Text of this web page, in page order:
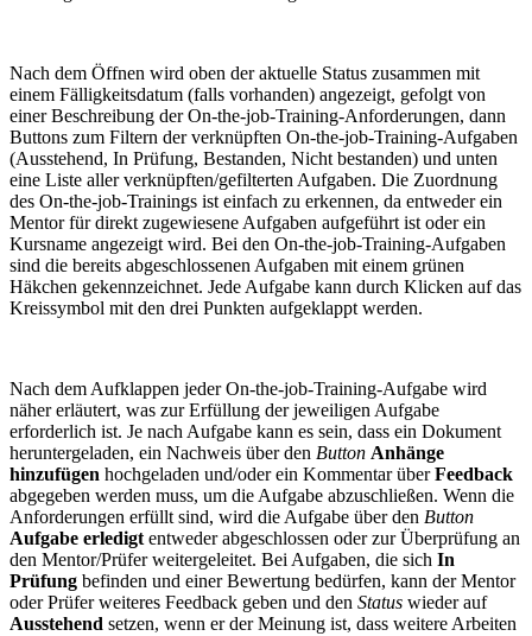
Nach dem Öffnen wird oben der aktuelle Status zusammen mit
einem Fälligkeitsdatum (falls vorhanden) angezeigt, gefolgt von
einer Beschreibung der On-the-job-Training-Anforderungen, dann
Buttons zum Filtern der verknüpften On-the-job-Training-Aufgaben
(Ausstehend, In Prüfung, Bestanden, Nicht bestanden) und unten
eine Liste aller verknüpften/gefilterten Aufgaben. Die Zuordnung
des On-the-job-Trainings ist einfach zu erkennen, da entweder ein
Mentor für direkt zugewiesene Aufgaben aufgeführt ist oder ein
Kursname angezeigt wird. Bei den On-the-job-Training-Aufgaben
sind die bereits abgeschlossenen Aufgaben mit einem grünen
Häkchen gekennzeichnet. Jede Aufgabe kann durch Klicken auf das
Kreissymbol mit den drei Punkten aufgeklappt werden.
Nach dem Aufklappen jeder On-the-job-Training-Aufgabe wird
näher erläutert, was zur Erfüllung der jeweiligen Aufgabe
erforderlich ist. Je nach Aufgabe kann es sein, dass ein Dokument
heruntergeladen, ein Nachweis über den Button Anhänge
hinzufügen hochgeladen und/oder ein Kommentar überFeedback
abgegeben werden muss, um die Aufgabe abzuschließen. Wenn die
Anforderungen erfüllt sind, wird die Aufgabe über den Button
Aufgabe erledigt entweder abgeschlossen oder zur Überprüfung an
den Mentor/Prüfer weitergeleitet. Bei Aufgaben, die sich In
Prüfung befinden und einer Bewertung bedürfen, kann der Mentor
oder Prüfer weiteres Feedback geben und den Status wieder auf
Ausstehend setzen, wenn er der Meinung ist, dass weitere Arbeiten